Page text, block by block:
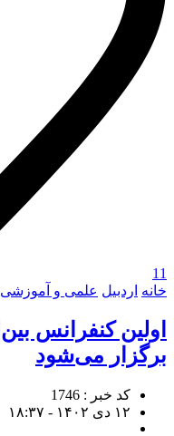
11
خانه اردبیل علمی و آموزشی
اولین کنفرانس
برگزار می‌شود
کد خبر : 1746
۱۲ دی ۱۴۰۲ - ۱۸:۳۷